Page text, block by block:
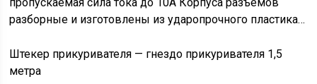
разборные и изготовлены из ударопрочного пластика…
Штекер прикуривателя — гнездо прикуривателя 1,5
метра